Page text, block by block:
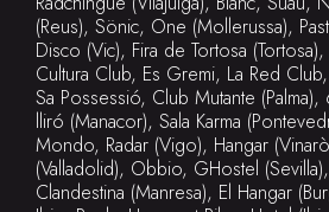
(Reus), Sönic, One (Mollerussa),
Disco (Vic), Fira de Tortosa (Tortosa),
Cultura Club, Es Gremi, La Red
Sa Possessió, Club Mutante
lliró (Manacor), Sala Karma
Mondo, Radar (Vigo), Hangar
(Valladolid), Obbio, GHostel
Clandestina (Manresa), El Hangar